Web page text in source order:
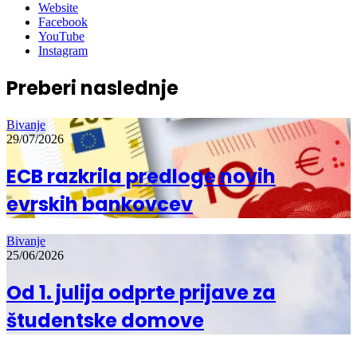
Website
Facebook
YouTube
Instagram
Preberi naslednje
Bivanje
29/07/2026
ECB razkrila predloge novih
evrskih bankovcev
Bivanje
25/06/2026
Od 1. julija odprte prijave za
študentske domove